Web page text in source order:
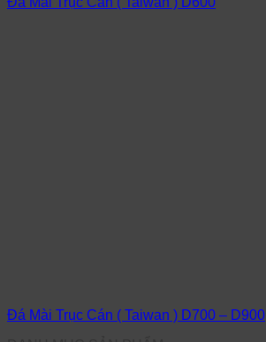
Đá Mài Trục Cán ( Taiwan ) D700 – D900